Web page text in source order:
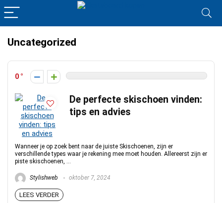
Uncategorized
0
De perfecte skischoen vinden:
tips en advies
Wanneer je op zoek bent naar de juiste Skischoenen, zijn er
verschillende types waar je rekening mee moet houden. Allereerst zijn er
piste skischoenen, ...
Stylishweb oktober 7, 2024
LEES VERDER